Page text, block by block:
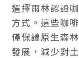
選擇雨林認證
方式。這些咖
僅保護原生森
發展，減少對